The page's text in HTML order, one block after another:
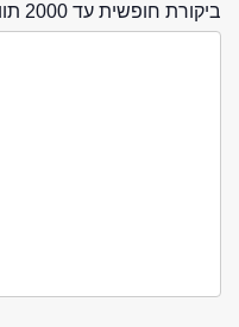
ביקורת חופשית עד 2000 תווים